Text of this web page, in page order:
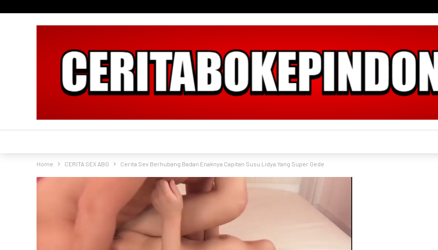
Home CERITA SEX ABG Cerita Sex Berhubang Badan Enaknya Capitan Susu Lidya Yang Super Gede